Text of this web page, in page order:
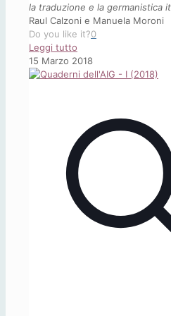
la traduzione e la germanistica
Raul Calzoni e Manuela Moroni
Do you like it?0
Leggi tutto
Studi
Germanici
dell’AIG,
2
(2019)
15 Marzo 2018